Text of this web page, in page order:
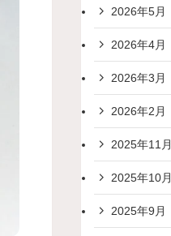
2026年5月
2026年4月
2026年3月
2026年2月
2025年11月
2025年10月
2025年9月